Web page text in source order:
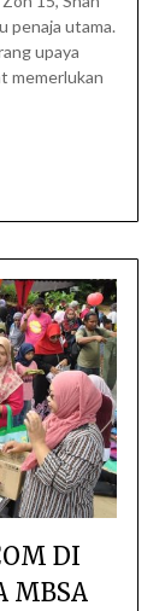
penaja utama.
upaya
memerlukan
DI
MBSA